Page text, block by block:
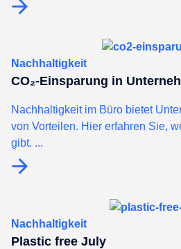
Nachhaltigkeit
CO₂-Einsparung in
Nachhaltigkeit im Büro bietet
von Vorteilen. Hier erfahren Sie,
gibt. ...
Nachhaltigkeit
Plastic free July